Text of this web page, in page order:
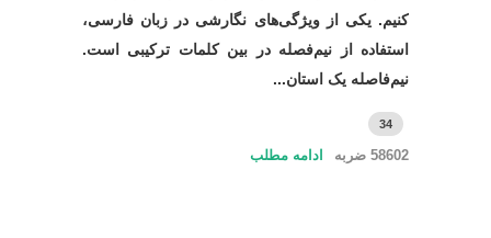
کنیم. یکی از ویژگی‌های نگارشی در زبان فارسی،
استفاده از نیم‌فصله در بین کلمات ترکیبی است.
نیم‌فاصله‌ یک استان...
34
58602 ضربه ادامه مطلب